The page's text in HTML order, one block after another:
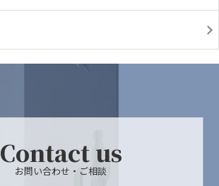
Contact us
お問い合わせ・ご相談